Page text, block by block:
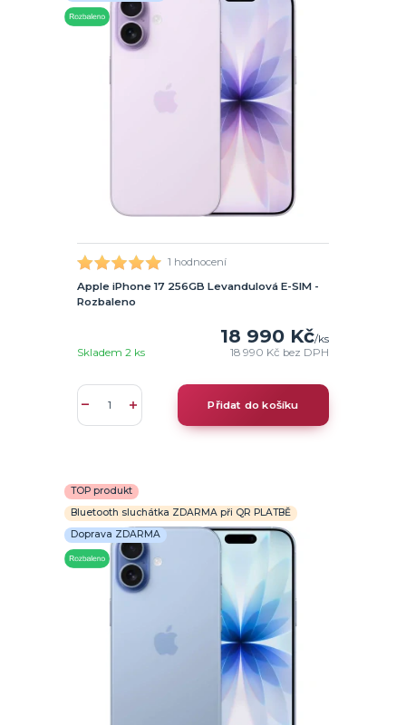
1 hodnocení
Apple iPhone 17 256GB Levandulová E-SIM -
Rozbaleno
18 990 Kč/ks
18 990 Kč bez DPH
Skladem 2 ks
Přidat do košíku
TOP produkt
Bluetooth sluchátka ZDARMA při QR PLATBĚ
Doprava ZDARMA